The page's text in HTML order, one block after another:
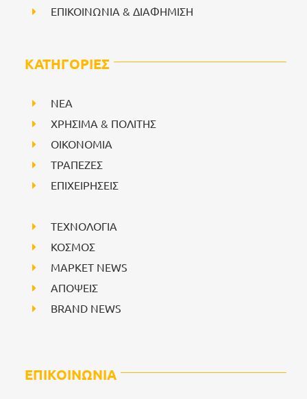
ΕΠΙΚΟΙΝΩΝΙΑ & ΔΙΑΦΗΜΙΣΗ
ΚΑΤΗΓΟΡΙΕΣ
NEA
ΧΡΗΣΙΜΑ & ΠΟΛΙΤΗΣ
ΟΙΚΟΝΟΜΙΑ
ΤΡΑΠΕΖΕΣ
ΕΠΙΧΕΙΡΗΣΕΙΣ
ΤΕΧΝΟΛΟΓΙΑ
ΚΟΣΜΟΣ
ΜΑΡΚΕΤ NEWS
ΑΠΟΨΕΙΣ
BRAND NEWS
ΕΠΙΚΟΙΝΩΝΙΑ